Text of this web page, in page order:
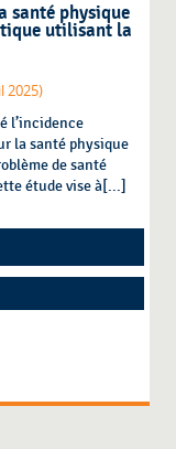
santé physique
utilisant la
2025)
l’incidence
la santé physique
de santé
étude vise à[...]